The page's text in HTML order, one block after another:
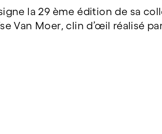
la 29 ème édition de sa
Van Moer, clin d’œil réalisé